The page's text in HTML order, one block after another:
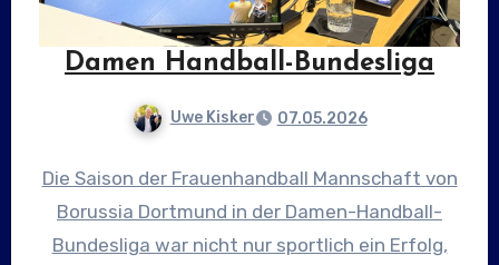
Damen Handball-Bundesliga
Uwe Kisker 07.05.2026
Die Saison der Frauenhandball Mannschaft von
Borussia Dortmund in der Damen-Handball-
Bundesliga war nicht nur sportlich ein Erfolg,